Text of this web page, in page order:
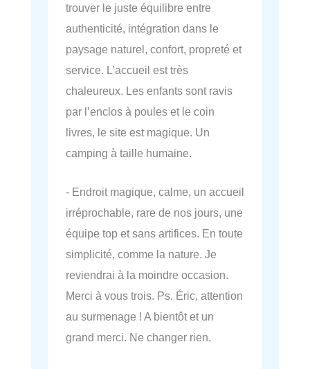
trouver le juste équilibre entre
authenticité, intégration dans le
paysage naturel, confort, propreté et
service. L’accueil est très
chaleureux. Les enfants sont ravis
par l’enclos à poules et le coin
livres, le site est magique. Un
camping à taille humaine.
- Endroit magique, calme, un accueil
irréprochable, rare de nos jours, une
équipe top et sans artifices. En toute
simplicité, comme la nature. Je
reviendrai à la moindre occasion.
Merci à vous trois. Ps. Éric, attention
au surmenage ! A bientôt et un
grand merci. Ne changer rien.